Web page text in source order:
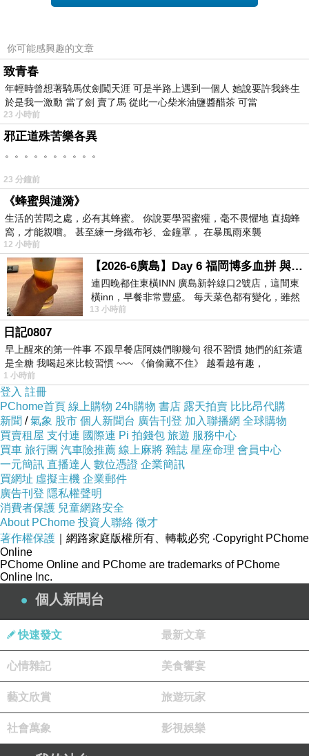
我們的肌肉會疲勞、會酸痛，我們無法用它來做
更多的其他活動。
想想，當我們的單位衝鋒陷陣、心力交瘁，回到
家裡看到小孩鬧、滿地狼藉的時候，你真的還有
多餘的意志力去少油少鹽的吃雞胸肉?
當你完成了一次高強度的力量訓練，跑完一次馬
拉松，你真的還有多餘的意志力不去大快朵頤?
在吃這件事情上面，
消耗更多的意志力，所以意志力用完以後，會更
容易克制不住自己。
如果只是靠意志力來維持減肥的效果，能夠維持
成功的幾率是很低的前面我們提到快速減肥成功
的人群中95%的維持不下去減肥的效果
而中醫減重就是讓您在維持正常飲食下，也可以
獲得較好的減重效果
這樣不只不會讓您的作息因為減重而大幅更動
減肥這件事就是長期作戰。如果沒有遵循醫囑，
會很快復胖回去，這種效應實在太可怕了。
因此，必須尋求專業中醫師的建議才是正確的方
式
不要聽信謠言跟偏方。
尤其許多網友的自身經驗，吃什麼有效，吃什麼
可以快速減重，千千萬萬不要全信啊！
透過上面的說明後，我們可以了解整個肥胖的主
要證型
但是切記不可以看到證型，然後自己當醫生，以
務必聽從專業中醫師的，配合療程才有效果
而桃園廣和與廣仁堂中醫診所的治療步驟分為兩
個階段：
1.首先他會先了解我整個身體狀態，並且會反覆
確認患者體質狀態與平常飲食狀況，並會囑咐這
你可能感興趣的文章
致青春
年輕時曾想著騎馬仗劍闖天涯 可是半路上遇到一個人 她說要許我終生
於是我一激動 當了劍 賣了馬 從此一心柴米油鹽醬醋茶 可當
23 小時前
邪正道殊苦樂各異
。。。。。。。。。。
23 分鐘前
《蜂蜜與漣漪》
生活的苦悶之處，必有其蜂蜜。 你說要學習蜜獾，毫不畏懼地 直搗蜂
窩，才能親嚐。 甚至練一身鐵布衫、金鐘罩， 在暴風雨來襲
12 小時前
【2026-6廣島】Day 6 福岡博多血拼 與機場接送少年司機深夜對談
連四晚都住東橫INN 廣島新幹線口2號店，這間東
橫inn，早餐非常豐盛。 每天菜色都有變化，雖然
看到工作人員拿出料理包加熱，但
13 小時前
日記0807
早上醒來的第一件事 不跟早餐店阿姨們聊幾句 很不習慣 她們的紅茶還
是全糖 我喝起來比較習慣 ~~~ 《偷偷藏不住》 越看越有趣，
1 小時前
登入 註冊
PChome首頁 線上購物 24h購物 書店 露天拍賣 比比昂代購
新聞 /氣象 股市 個人新聞台 廣告刊登 加入聯播網 全球購物
買賣租屋 支付連 國際連 Pi 拍錢包 旅遊 服務中心
買車 旅行團 汽車險推薦 線上麻將 雜誌 星座命理 會員中心
一元簡訊 直播達人 數位憑證 企業簡訊
買網址 虛擬主機 企業郵件
廣告刊登 隱私權聲明
消費者保護 兒童網路安全
About PChome 投資人聯絡 徵才
著作權保護 ｜網路家庭版權所有、轉載必究 ‧Copyright PChome
Online
PChome Online and PChome are trademarks of PChome
Online Inc.
個人新聞台
快速發文 最新文章
心情雜記 美食饗宴
藝文欣賞 旅遊玩家
社會萬象 影視娛樂